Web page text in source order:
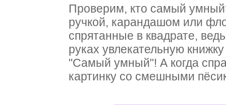
Проверим, кто самый
ручкой, карандашом или
спрятанные в квадрате,
руках увлекательную
"Самый умный"! А когда
картинку со смешными